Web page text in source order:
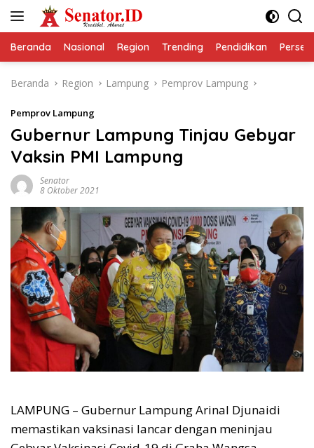
Beranda Nasional Region Trending Pendidikan
Beranda Region Lampung Pemprov Lampung
Pemprov Lampung
Gubernur Lampung Tinjau Gebyar
Vaksin PMI Lampung
Senator
8 Oktober 2021
LAMPUNG – Gubernur Lampung Arinal Djunaidi
memastikan vaksinasi lancar dengan meninjau